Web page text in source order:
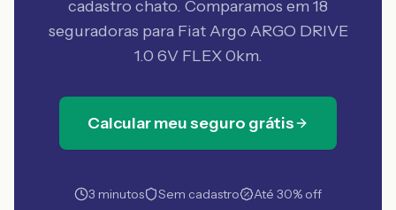
cadastro chato. Comparamos em 18
seguradoras para Fiat Argo ARGO DRIVE
1.0 6V FLEX 0km.
Calcular meu seguro grátis
3 minutos Sem cadastro Até 30% off